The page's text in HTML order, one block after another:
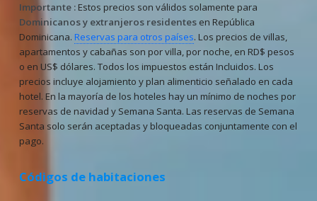
Importante : Estos precios son válidos solamente para
Dominicanos y extranjeros residentesen República
Dominicana. Reservas para otros países. Los precios de villas,
apartamentos y cabañas son por villa, por noche, en RD$ pesos
o en US$ dólares. Todos los impuestos están Incluidos. Los
precios incluye alojamiento y plan alimenticio señalado en cada
hotel. En la mayoría de los hoteles hay un mínimo de noches por
reservas de navidad y Semana Santa. Las reservas de Semana
Santa solo serán aceptadas y bloqueadas conjuntamente con el
pago.
Códigos de habitaciones